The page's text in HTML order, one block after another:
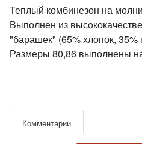
Теплый комбинезон на
Выполнен из
"барашек" (65% хлопок, 35%
Размеры 80,86 выполнены
Комментарии